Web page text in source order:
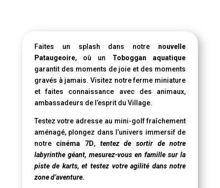
Faites un splash dans notre nouvelle
Pataugeoire, où un Toboggan aquatique
garantit des moments de joie et des moments
gravés à jamais. Visitez notre ferme miniature
et faites connaissance avec des animaux,
ambassadeurs de l’esprit du Village.
Testez votre adresse au mini-golf fraîchement
aménagé, plongez dans l’univers immersif de
notre cinéma 7D, tentez de sortir de notre
labyrinthe géant, mesurez-vous en famille sur la
piste de karts, et testez votre agilité dans notre
zone d’aventure.